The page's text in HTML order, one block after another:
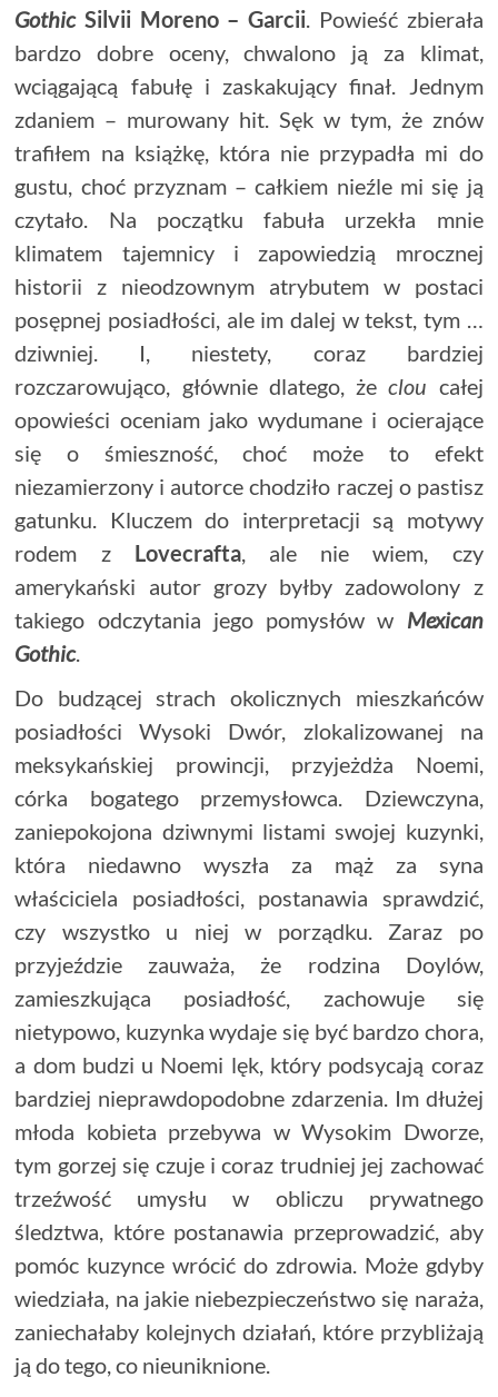
Gothic Silvii Moreno – Garcii. Powieść zbierała
bardzo dobre oceny, chwalono ją za klimat,
wciągającą fabułę i zaskakujący finał. Jednym
zdaniem – murowany hit. Sęk w tym, że znów
trafiłem na książkę, która nie przypadła mi do
gustu, choć przyznam – całkiem nieźle mi się ją
czytało. Na początku fabuła urzekła mnie
klimatem tajemnicy i zapowiedzią mrocznej
historii z nieodzownym atrybutem w postaci
posępnej posiadłości, ale im dalej w tekst, tym …
dziwniej. I, niestety, coraz bardziej
rozczarowująco, głównie dlatego, żeclou całej
opowieści oceniam jako wydumane i ocierające
się o śmieszność, choć może to efekt
niezamierzony i autorce chodziło raczej o pastisz
gatunku. Kluczem do interpretacji są motywy
rodem z Lovecrafta, ale nie wiem, czy
amerykański autor grozy byłby zadowolony z
takiego odczytania jego pomysłów w Mexican
Gothic.
Do budzącej strach okolicznych mieszkańców
posiadłości Wysoki Dwór, zlokalizowanej na
meksykańskiej prowincji, przyjeżdża Noemi,
córka bogatego przemysłowca. Dziewczyna,
zaniepokojona dziwnymi listami swojej kuzynki,
która niedawno wyszła za mąż za syna
właściciela posiadłości, postanawia sprawdzić,
czy wszystko u niej w porządku. Zaraz po
przyjeździe zauważa, że rodzina Doylów,
zamieszkująca posiadłość, zachowuje się
nietypowo, kuzynka wydaje się być bardzo chora,
a dom budzi u Noemi lęk, który podsycają coraz
bardziej nieprawdopodobne zdarzenia. Im dłużej
młoda kobieta przebywa w Wysokim Dworze,
tym gorzej się czuje i coraz trudniej jej zachować
trzeźwość umysłu w obliczu prywatnego
śledztwa, które postanawia przeprowadzić, aby
pomóc kuzynce wrócić do zdrowia. Może gdyby
wiedziała, na jakie niebezpieczeństwo się naraża,
zaniechałaby kolejnych działań, które przybliżają
ją do tego, co nieuniknione.